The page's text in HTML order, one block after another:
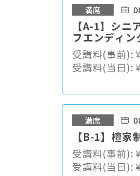
満席
【A-1】シ
フエンディン
受講料(事前):
受講料(当日):
満席
【B-1】檀家
受講料(事前):
受講料(当日):